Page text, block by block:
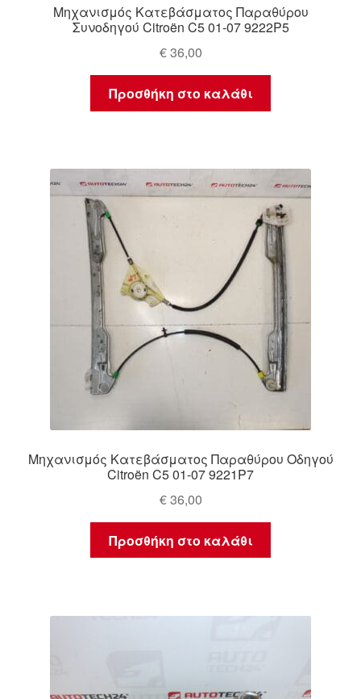
Μηχανισμός Κατεβάσματος Παραθύρου
Συνοδηγού Citroën C5 01-07 9222P5
€36,00
Προσθήκη στο καλάθι
Μηχανισμός Κατεβάσματος Παραθύρου Οδηγού
Citroën C5 01-07 9221P7
€36,00
Προσθήκη στο καλάθι